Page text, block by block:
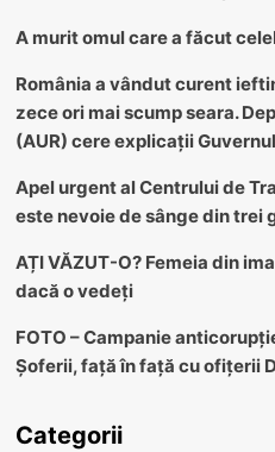
A murit omul care a făcut
România a vândut curent
zece ori mai scump seara.
(AUR) cere explicații
Apel urgent al Centrului de
este nevoie de sânge din trei
AȚI VĂZUT-O? Femeia din
dacă o vedeți
FOTO – Campanie
Șoferii, față în față cu ofițerii
Categorii